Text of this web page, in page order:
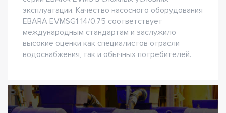
эксплуатации. Качество насосного оборудования
EBARA EVMSG1 14/0.75 соответствует
международным стандартам и заслужило
высокие оценки как специалистов отрасли
водоснабжения, так и обычных потребителей.